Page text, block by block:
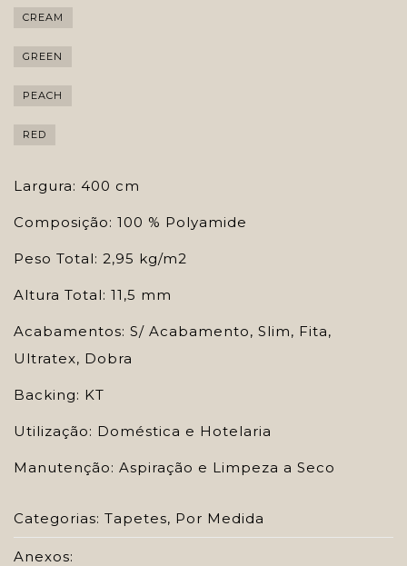
CREAM
GREEN
PEACH
RED
Largura: 400 cm
Composição: 100 % Polyamide
Peso Total: 2,95 kg/m2
Altura Total: 11,5 mm
Acabamentos: S/ Acabamento, Slim, Fita,
Ultratex, Dobra
Backing: KT
Utilização: Doméstica e Hotelaria
Manutenção: Aspiração e Limpeza a Seco
Categorias: Tapetes, Por Medida
Anexos: